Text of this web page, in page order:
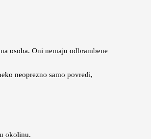
osoba. Oni nemaju odbrambene
neoprezno samo povredi,
okolinu.